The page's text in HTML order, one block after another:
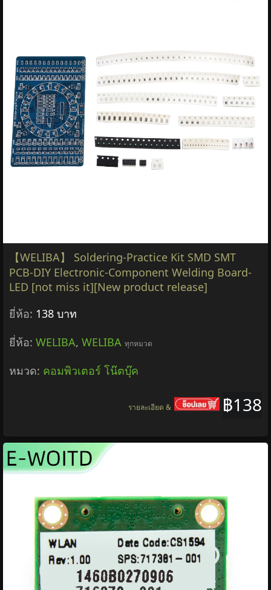
【WELIBA】 Soldering-Practice Kit SMD SMT
PCB-DIY Electronic-Component Welding Board-
LED [not miss it][New product release]
ยี่ห้อ: 138 บาท
ยี่ห้อ: WELIBA, WELIBA ทุกหมวด
หมวด: คอมพิวเตอร์ โน๊ตบุ๊ค
฿138
รายละเอียด &